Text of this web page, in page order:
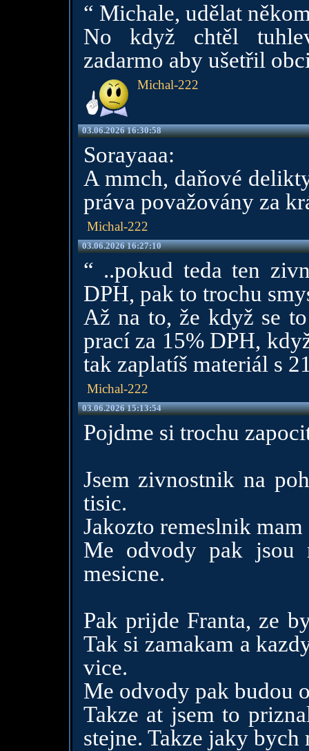
“ Michale, udělat
No když chtěl
zadarmo aby ušetřil
Michal-222
03.06.2026 16:30:58
Sorayaaa:
A mmch, daňové
práva považovány za
Michal-222
03.06.2026 16:27:10
“ ..pokud teda ten
DPH, pak to trochu
Až na to, že když se
prací za 15% DPH,
tak zaplatíš materiál s
Michal-222
03.06.2026 15:13:54
Pojdme si trochu
Jsem zivnostnik na
tisic.
Jakozto remeslnik
Me odvody pak
mesicne.
Pak prijde Franta, ze
Tak si zamakam a
vice.
Me odvody pak budou
Takze at jsem to
stejne. Takze jaky